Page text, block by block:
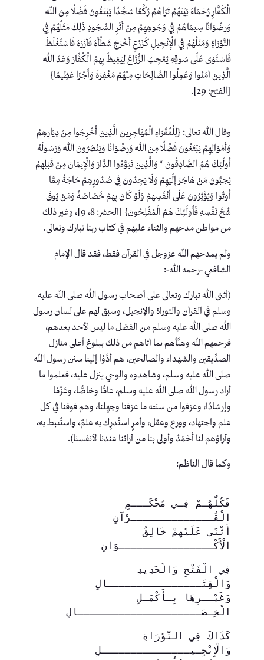
الْكُفَّارِ رُحَمَاءُ بَيْنَهُمْ تَرَاهُمْ رُكَّعًا سُجَّدًا يَبْتَغُونَ فَضْلًا مِنَ اللَّهِ
وَرِضْوَانًا سِيمَاهُمْ فِي وُجُوهِهِمْ مِنْ أَثَرِ السُّجُودِ ذَلِكَ مَثَلُهُمْ فِي
التَّوْرَاةِ وَمَثَلُهُمْ فِي الْإِنْجِيلِ كَزَرْعٍ أَخْرَجَ شَطْأَهُ فَآزَرَهُ فَاسْتَغْلَظَ
فَاسْتَوَى عَلَى سُوقِهِ يُعْجِبُ الزُّرَّاعَ لِيَغِيظَ بِهِمُ الْكُفَّارَ وَعَدَ اللَّهُ
الَّذِينَ آمَنُوا وَعَمِلُوا الصَّالِحَاتِ مِنْهُمْ مَغْفِرَةً وَأَجْرًا عَظِيمًا}
[الفتح: 29].
وقال الله تعالى: {لِلْفُقَرَاءِ الْمُهَاجِرِينَ الَّذِينَ أُخْرِجُوا مِنْ دِيَارِهِمْ
وَأَمْوَالِهِمْ يَبْتَغُونَ فَضْلًا مِنَ اللَّهِ وَرِضْوَانًا وَيَنْصُرُونَ اللَّهَ وَرَسُولَهُ
أُولَئِكَ هُمُ الصَّادِقُونَ * وَالَّذِينَ تَبَوَّءُوا الدَّارَ وَالْإِيمَانَ مِنْ قَبْلِهِمْ
يُحِبُّونَ مَنْ هَاجَرَ إِلَيْهِمْ وَلَا يَجِدُونَ فِي صُدُورِهِمْ حَاجَةً مِمَّا
أُوتُوا وَيُؤْثِرُونَ عَلَى أَنْفُسِهِمْ وَلَوْ كَانَ بِهِمْ خَصَاصَةٌ وَمَنْ يُوقَ
شُحَّ نَفْسِهِ فَأُولَئِكَ هُمُ الْمُفْلِحُونَ} [الحشر: 8، 9]، وغير ذلك
من مواطن مدحهم والثناء عليهم في كتاب ربنا تبارك وتعالى.
ولم يمدحهم الله عزوجل في القرآن فقط، فقد قال الإمام
الشافعي -رحمه الله-:
(أثنى الله تبارك وتعالى على أصحاب رسول الله صلى الله عليه
وسلم في القرآن والتوراة والإنجيل، وسبق لهم على لسان رسول
الله صلى الله عليه وسلم من الفضل ما ليس لأحد بعدهم،
فرحمهم الله وهنَّأهم بما آتاهم من ذلك ببلوغ أعلى منازل
الصدِّيقين والشهداء والصالحين، هم أدَّوْا إلينا سنن رسول الله
صلى الله عليه وسلم، وشاهدوه والوحي ينزل عليه، فعلموا ما
أراد رسول الله صلى الله عليه وسلم، عامًّا وخاصًّا، وعَزْمًا
وإرشادًا، وعرَفوا من سنته ما عرَفنا وجهِلنا، وهم فوقنا في كل
علم واجتهاد، وورع وعقل، وأمرٍ استُدرِك به علمٌ، واستُنبط به،
وآراؤهم لنا أَحْمَدُ وأولى بنا من آرائنا عندنا لأنفسنا).
وكما قال الناظم:
الْقُــــــــــــــرْآنِ
الْأَكْــــــــــــــــوَانِ
وَالْقِتَــــــــــــــــالِ
الْخِـصَـــــــــــــــــــــالِ
وَالْإِنْجِـيـــــــــــــــلِ